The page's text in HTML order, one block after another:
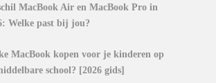
MacBook Air en MacBook Pro in
Welke past bij jou?
MacBook kopen voor je kinderen op
school? [2026 gids]